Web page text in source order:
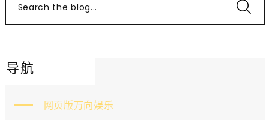
Search the blog...
导航
网页版万向娱乐